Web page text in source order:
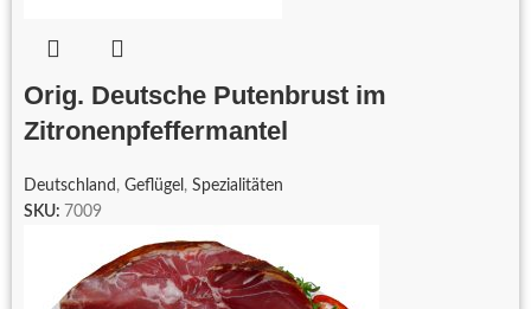
Orig. Deutsche Putenbrust im
Zitronenpfeffermantel
Deutschland , Geflügel , Spezialitäten
SKU: 7009